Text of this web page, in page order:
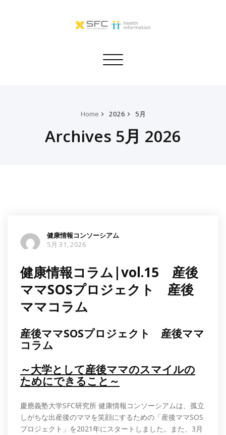
Toggle
Home 2026 5月
Archives 5月 2026
健康情報コンソーシアム
5月 31, 2026
健康情報コラム|vol.15 産後
ママSOSプロジェクト 産後
ママコラム
産後ママSOSプロジェクト 産後ママ
コラム
～大学として産後ママのスマイルの
ためにできること～
慶應義塾大学SFC研究所 健康情報コンソーシアムは、孤立
しがちな出産後のママを笑顔にするための「産後ママSOS
プロジェクト」を2021年にスタートしました。また、3月